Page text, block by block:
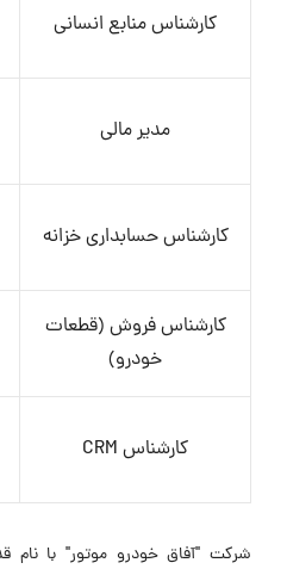
کارشناس منابع انسانی
مدیر مالی
کارشناس حسابداری خزانه
کارشناس فروش (قطعات
خودرو)
کارشناس CRM